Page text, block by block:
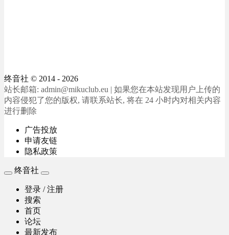
终音社 © 2014 - 2026
站长邮箱: admin@mikuclub.eu | 如果您在本站发现用户上传的
内容侵犯了您的版权, 请联系站长, 将在 24 小时内对相关内容
进行删除
广告投放
申请友链
隐私政策
终音社
登录 / 注册
搜索
首页
论坛
最新发布